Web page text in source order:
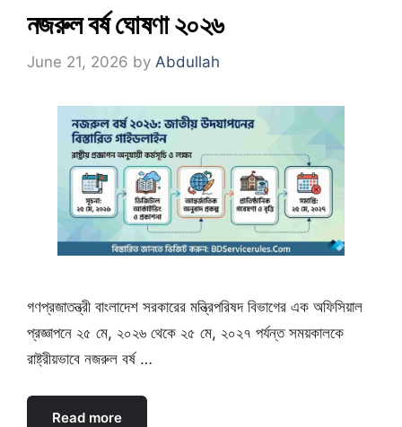
নজরুল বর্ষ ঘোষণা ২০২৬
June 21, 2026 by Abdullah
গণপ্রজাতন্ত্রী বাংলাদেশ সরকারের মন্ত্রিপরিষদ বিভাগের এক অফিসিয়াল
প্রজ্ঞাপনে ২৫ মে, ২০২৬ থেকে ২৫ মে, ২০২৭ পর্যন্ত সময়কালকে
রাষ্ট্রীয়ভাবে নজরুল বর্ষ …
Read more